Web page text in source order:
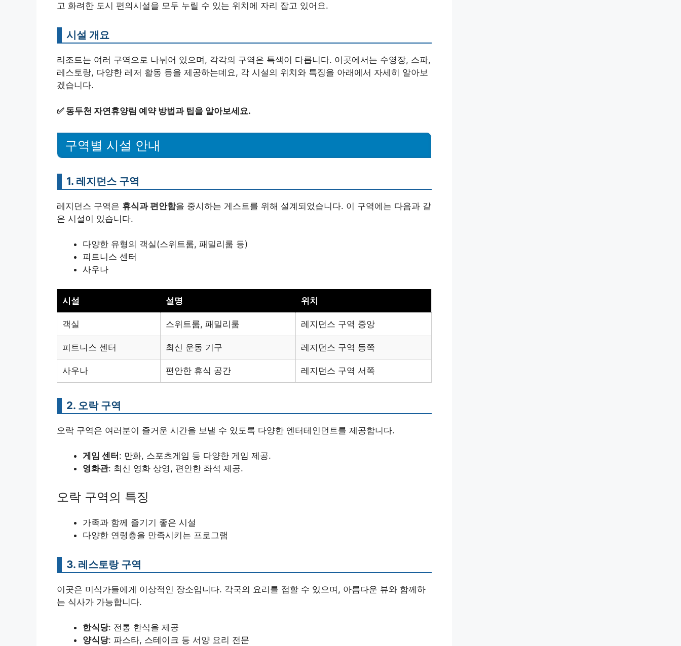
고 화려한 도시 편의시설을 모두 누릴 수 있는 위치에 자리 잡고 있어요.
시설 개요
리조트는 여러 구역으로 나뉘어 있으며, 각각의 구역은 특색이 다릅니다. 이곳에서는 수영장, 스파,
레스토랑, 다양한 레저 활동 등을 제공하는데요, 각 시설의 위치와 특징을 아래에서 자세히 알아보
겠습니다.
✅ 동두천 자연휴양림 예약 방법과 팁을 알아보세요.
구역별 시설 안내
1. 레지던스 구역
레지던스 구역은 휴식과 편안함을 중시하는 게스트를 위해 설계되었습니다. 이 구역에는 다음과 같
은 시설이 있습니다.
다양한 유형의 객실(스위트룸, 패밀리룸 등)
피트니스 센터
사우나
시설 설명 위치
객실 스위트룸, 패밀리룸 레지던스 구역 중앙
피트니스 센터 최신 운동 기구 레지던스 구역 동쪽
사우나 편안한 휴식 공간 레지던스 구역 서쪽
2. 오락 구역
오락 구역은 여러분이 즐거운 시간을 보낼 수 있도록 다양한 엔터테인먼트를 제공합니다.
게임 센터 : 만화, 스포츠게임 등 다양한 게임 제공.
영화관: 최신 영화 상영, 편안한 좌석 제공.
오락 구역의 특징
가족과 함께 즐기기 좋은 시설
다양한 연령층을 만족시키는 프로그램
3. 레스토랑 구역
이곳은 미식가들에게 이상적인 장소입니다. 각국의 요리를 접할 수 있으며, 아름다운 뷰와 함께하
는 식사가 가능합니다.
한식당: 전통 한식을 제공
양식당: 파스타, 스테이크 등 서양 요리 전문